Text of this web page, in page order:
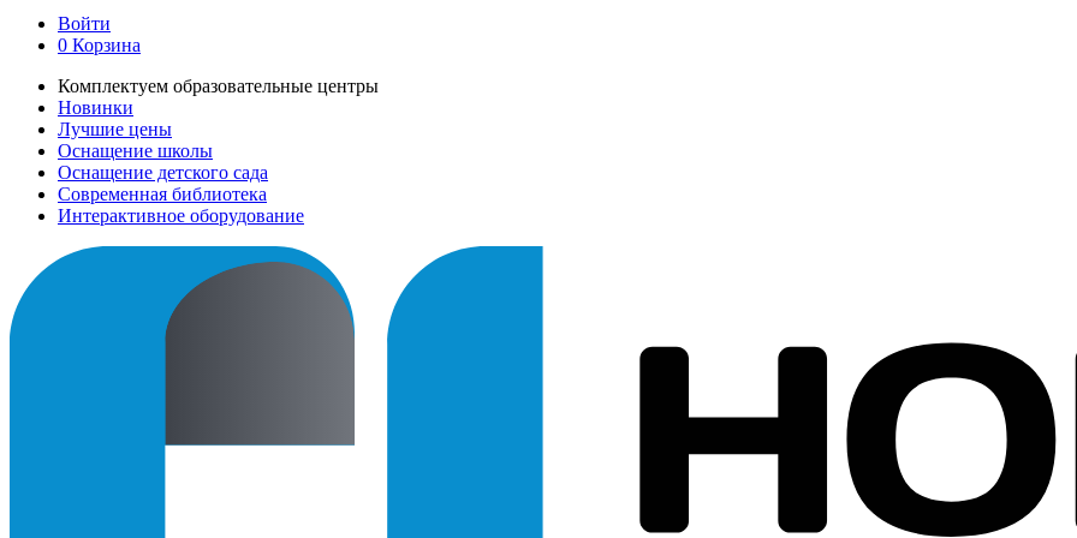
Войти
0 Корзина
Комплектуем образовательные центры
Новинки
Лучшие цены
Оснащение школы
Оснащение детского сада
Современная библиотека
Интерактивное оборудование